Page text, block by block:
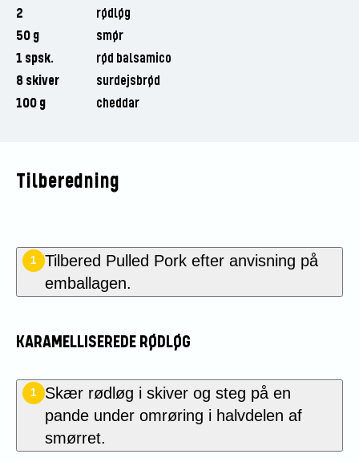
2
rødløg
50 g
smør
1 spsk.
rød balsamico
8 skiver
surdejsbrød
100 g
cheddar
Tilberedning
1
Tilbered Pulled Pork efter anvisning på
emballagen.
KARAMELLISEREDE RØDLØG
1
Skær rødløg i skiver og steg på en
pande under omrøring i halvdelen af
smørret.